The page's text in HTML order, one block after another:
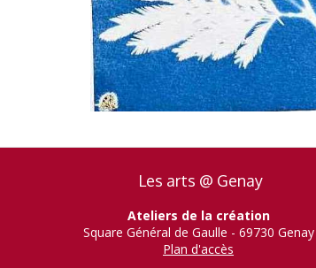
Les arts @ Genay
Ateliers de la création
Square Général de Gaulle - 69730 Genay
Plan d'accès